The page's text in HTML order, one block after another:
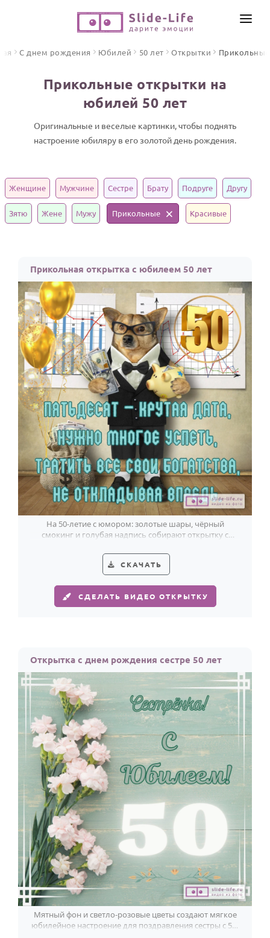
Видео поздравления
Песни поздравления
Стихи и тексты
ПРАЗДНИКИ
Свадьба
Годовщина свадьбы
Календарь праздников
КОМУ
Женщине
Мужчине
Маме
Папе
Детям
Все родственники
ПЕРСОНАЛЬНЫЕ
Пожелания
По именам
ИНСТРУМЕНТЫ
ЦЕНЫ
С днем рождения Юбилей 50 лет Открытки Прикольные
Прикольные открытки на
юбилей 50 лет
Оригинальные и веселые картинки, чтобы поднять
настроение юбиляру в его золотой день рождения.
Женщине Мужчине Сестре Брату Подруге Другу
Зятю Жене Мужу Прикольные Красивые
Прикольная открытка с юбилеем 50 лет
На 50-летие с юмором: золотые шары, чёрный
смокинг и голубая надпись собирают открытку с
СКАЧАТЬ
СДЕЛАТЬ ВИДЕО ОТКРЫТКУ
Открытка с днем рождения сестре 50 лет
Мятный фон и светло-розовые цветы создают мягкое
юбилейное настроение для поздравления сестры с 50-